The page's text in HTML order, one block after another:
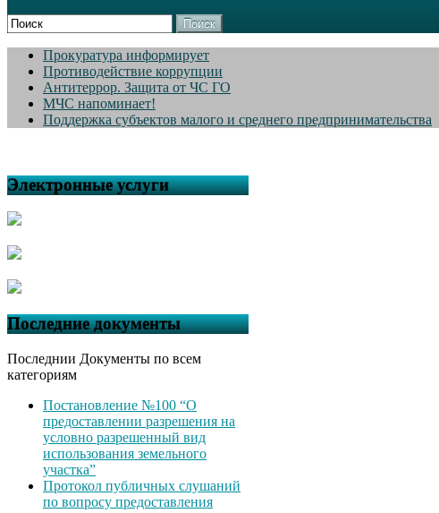
Поиск
Прокуратура информирует
Противодействие коррупции
Антитеррор. Защита от ЧС ГО
МЧС напоминает!
Поддержка субъектов малого и среднего предпринимательства
Электронные услуги
Последние документы
Последнии Документы по всем
категориям
Постановление №100 “О
предоставлении разрешения на
условно разрешенный вид
использования земельного
участка”
Протокол публичных слушаний
по вопросу предоставления